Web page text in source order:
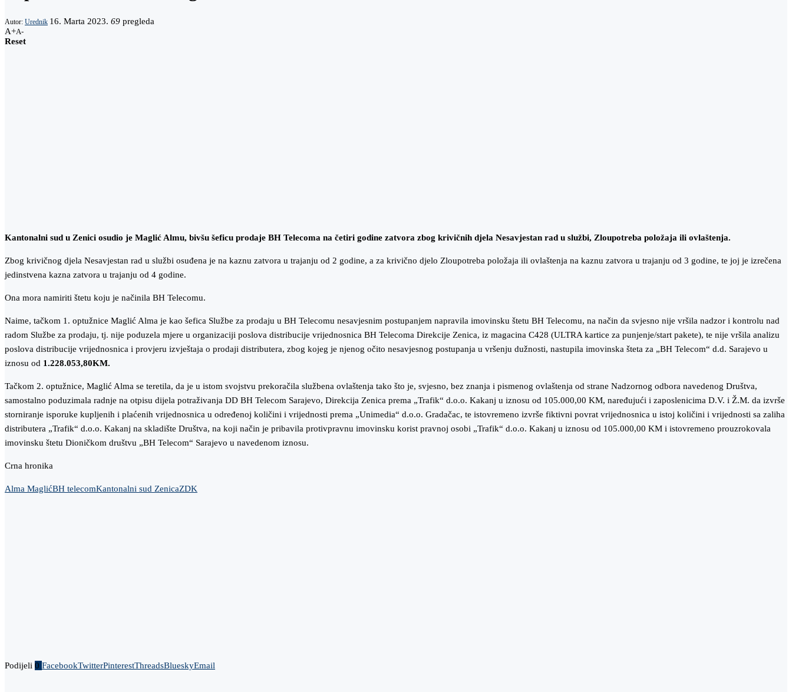
Autor: Urednik 16. Marta 2023. 69 pregleda
A+A-
Reset
Kantonalni sud u Zenici osudio je Maglić Almu, bivšu šeficu prodaje BH Telecoma na četiri godine zatvora zbog krivičnih djela Nesavjestan rad u službi, Zloupotreba položaja ili ovlaštenja.
Zbog krivičnog djela Nesavjestan rad u službi osuđena je na kaznu zatvora u trajanju od 2 godine, a za krivično djelo Zloupotreba položaja ili ovlaštenja na kaznu zatvora u trajanju od 3 godine, te joj je izrečena
jedinstvena kazna zatvora u trajanju od 4 godine.
Ona mora namiriti štetu koju je načinila BH Telecomu.
Naime, tačkom 1. optužnice Maglić Alma je kao šefica Službe za prodaju u BH Telecomu nesavjesnim postupanjem napravila imovinsku štetu BH Telecomu, na način da svjesno nije vršila nadzor i kontrolu nad
radom Službe za prodaju, tj. nije poduzela mjere u organizaciji poslova distribucije vrijednosnica BH Telecoma Direkcije Zenica, iz magacina C428 (ULTRA kartice za punjenje/start pakete), te nije vršila analizu
poslova distribucije vrijednosnica i provjeru izvještaja o prodaji distributera, zbog kojeg je njenog očito nesavjesnog postupanja u vršenju dužnosti, nastupila imovinska šteta za „BH Telecom“ d.d. Sarajevo u
iznosu od 1.228.053,80KM.
Tačkom 2. optužnice, Maglić Alma se teretila, da je u istom svojstvu prekoračila službena ovlaštenja tako što je, svjesno, bez znanja i pismenog ovlaštenja od strane Nadzornog odbora navedenog Društva,
samostalno poduzimala radnje na otpisu dijela potraživanja DD BH Telecom Sarajevo, Direkcija Zenica prema „Trafik“ d.o.o. Kakanj u iznosu od 105.000,00 KM, naređujući i zaposlenicima D.V. i Ž.M. da izvrše
storniranje isporuke kupljenih i plaćenih vrijednosnica u određenoj količini i vrijednosti prema „Unimedia“ d.o.o. Gradačac, te istovremeno izvrše fiktivni povrat vrijednosnica u istoj količini i vrijednosti sa zaliha
distributera „Trafik“ d.o.o. Kakanj na skladište Društva, na koji način je pribavila protivpravnu imovinsku korist pravnoj osobi „Trafik“ d.o.o. Kakanj u iznosu od 105.000,00 KM i istovremeno prouzrokovala
imovinsku štetu Dioničkom društvu „BH Telecom“ Sarajevo u navedenom iznosu.
Crna hronika
Alma MaglićBH telecomKantonalni sud ZenicaZDK
Podijeli 0 FacebookTwitterPinterestThreadsBlueskyEmail